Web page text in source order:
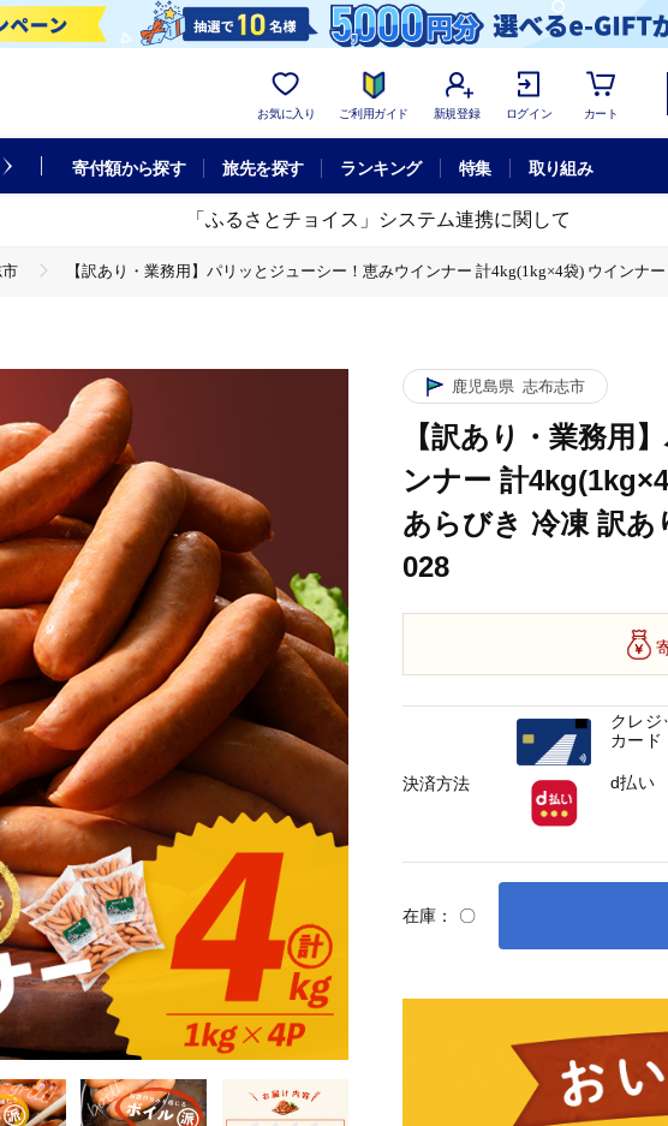
お気に入り ご利用ガイド 新規登録 ログイン カート
寄付額から探す 旅先を探す ランキング 特集 取り組み
「ふるさとチョイス」システム連携に関して
【訳あり・業務用】パリッとジューシー！恵みウインナー 計4kg(1kg×4袋) ウインナ
ンナー 計4kg(1kg×4袋) ウインナー ソーセージ 豚肉 あらびき 冷凍 訳あり 簡易包装 ランキング
ほかの惣菜
ンナー 計4kg(1kg×4袋) ウインナー ソーセージ 豚肉 あらびき 冷凍 訳あり 簡易包装 ランキング
鹿児島県 志布志市
【訳あり・業務用
ンナー 計
あらびき 冷凍 訳あ
028
在庫： 〇
決済方法
クレジ
カード
d払い